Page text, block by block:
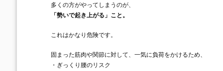
多くの方がやってしまうのが、
「勢いで起き上がる」こと。
これはかなり危険です。
固まった筋肉や関節に対して、一気に負荷をかけるため、
・ぎっくり腰のリスク